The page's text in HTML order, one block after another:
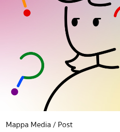
Mappa Media / Post